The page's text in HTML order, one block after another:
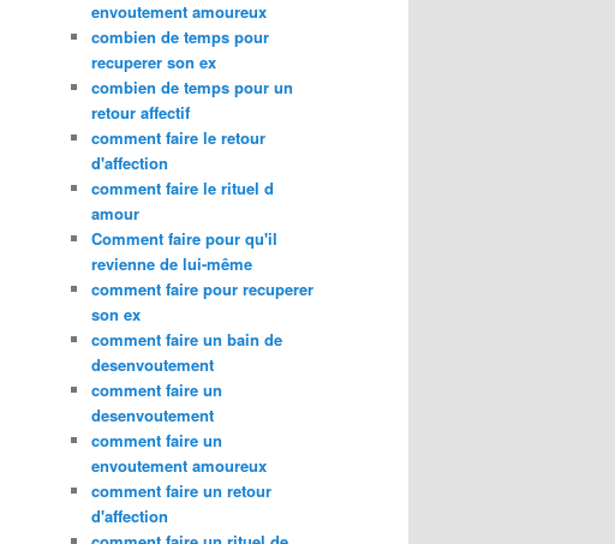
envoutement amoureux
combien de temps pour
recuperer son ex
combien de temps pour un
retour affectif
comment faire le retour
d'affection
comment faire le rituel d
amour
Comment faire pour qu'il
revienne de lui-même
comment faire pour recuperer
son ex
comment faire un bain de
desenvoutement
comment faire un
desenvoutement
comment faire un
envoutement amoureux
comment faire un retour
d'affection